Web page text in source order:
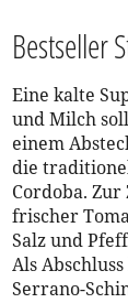
Bestseller
Eine kalte
und Milch
einem
die
Cordoba.
frischer
Salz und
Als
Serrano-